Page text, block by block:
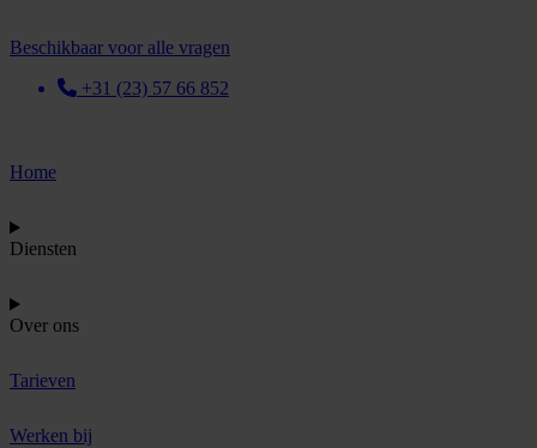
Beschikbaar voor alle vragen
+31 (23) 57 66 852
Home
Diensten
Over ons
Tarieven
Werken bij